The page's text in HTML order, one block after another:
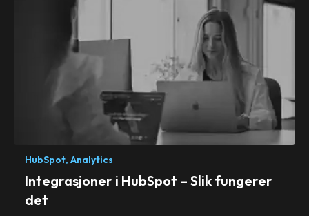
HubSpot, Analytics
Integrasjoner i HubSpot – Slik fungerer
det